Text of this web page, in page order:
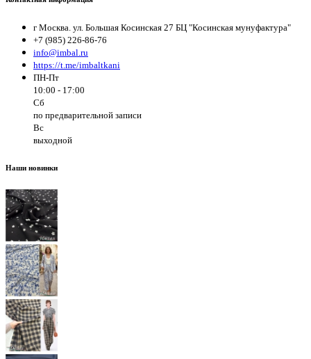
г Москва. ул. Большая Косинская 27 БЦ "Косинская мунуфактура"
+7 (985) 226-86-76
info@imbal.ru
https://t.me/imbaltkani
ПН-Пт
10:00 - 17:00
Сб
по предварительной записи
Вс
выходной
Наши новинки